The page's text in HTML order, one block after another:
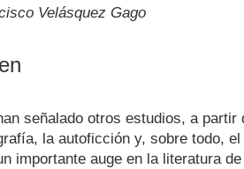
Velásquez Gago
señalado otros estudios, a
la autoficción y, sobre todo,
importante auge en la literatura